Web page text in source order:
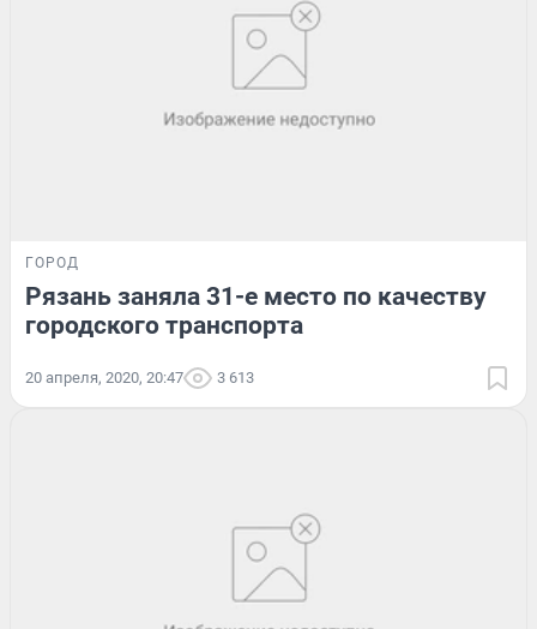
ГОРОД
Рязань заняла 31-е место по качеству
городского транспорта
20 апреля, 2020, 20:47 3 613